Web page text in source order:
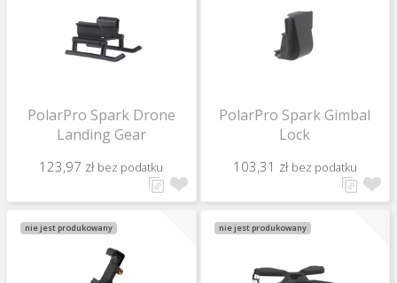
PolarPro Spark Drone
Landing Gear
123,97 zł bez podatku
PolarPro Spark Gimbal
Lock
103,31 zł bez podatku
nie jest produkowany nie jest produkowany